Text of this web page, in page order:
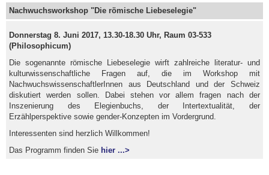
Nachwuchsworkshop "Die römische Liebeselegie"
Donnerstag 8. Juni 2017, 13.30-18.30 Uhr, Raum 03-533
(Philosophicum)
Die sogenannte römische Liebeselegie wirft zahlreiche literatur- und
kulturwissenschaftliche Fragen auf, die im Workshop mit
NachwuchswissenschaftlerInnen aus Deutschland und der Schweiz
diskutiert werden sollen. Dabei stehen vor allem fragen nach der
Inszenierung des Elegienbuchs, der Intertextualität, der
Erzählperspektive sowie gender-Konzepten im Vordergrund.
Interessenten sind herzlich Willkommen!
Das Programm finden Sie hier ...>